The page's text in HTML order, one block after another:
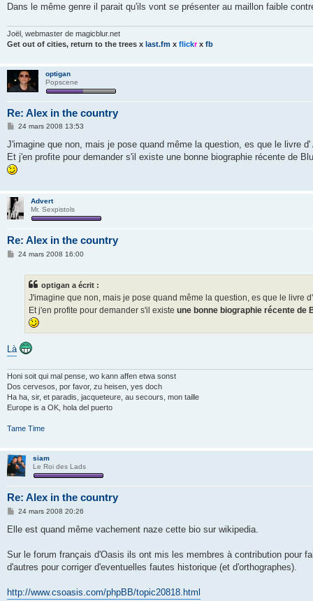
Dans le même genre il parait qu'ils vont se présenter au maillon faible
Joël, webmaster de magicblur.net
Get out of cities, return to the trees x last.fm x flickrx fb
optigan
Popscene
Re: Alex in the country
M
s
a
g
e
24 mars 2008 13:53
J'imagine que non, mais je pose quand même la question, es que le livre
Et j'en profite pour demander s'il existe une bonne biographie récente de
Advert
Mr. Sexpistols
Re: Alex in the country
M24 mars 2008 16:00
optigan a écrit :
J'imagine que non, mais je pose quand même la question, es que le livre
Et j'en profite pour demander s'il existe une bonne biographie récente de
Là
Honi soit qui mal pense, wo kann affen etwa sonst
Dos cervesos, por favor, zu heisen, yes doch
Ha ha, sir, et paradis, jacqueteure, au secours, mon taille
Europe is a OK, hola del puerto
Tame Time
siam
Le Roi des Lads
Re: Alex in the country
M
s
g
24 mars 2008 20:26
Elle est quand même vachement naze cette bio sur wikipedia.
Sur le forum français d'Oasis ils ont mis les membres à contribution pour
d'autres pour corriger d'eventuelles fautes historique (et d'orthographes).
http://www.csoasis.com/phpBB/topic20818.html